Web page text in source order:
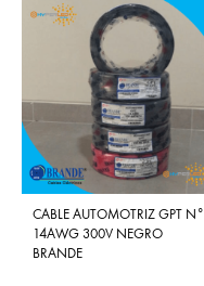
CABLE AUTOMOTRIZ GPT N°
14AWG 300V NEGRO
BRANDE